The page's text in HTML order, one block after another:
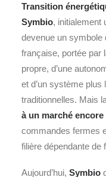
Transition
Symbio, initialement
devenue un symbole
française, portée par
propre, d’une
et d’un système plus
traditionnelles. Mais
à un marché
commandes fermes
filière dépendante
Aujourd’hui, Symbio